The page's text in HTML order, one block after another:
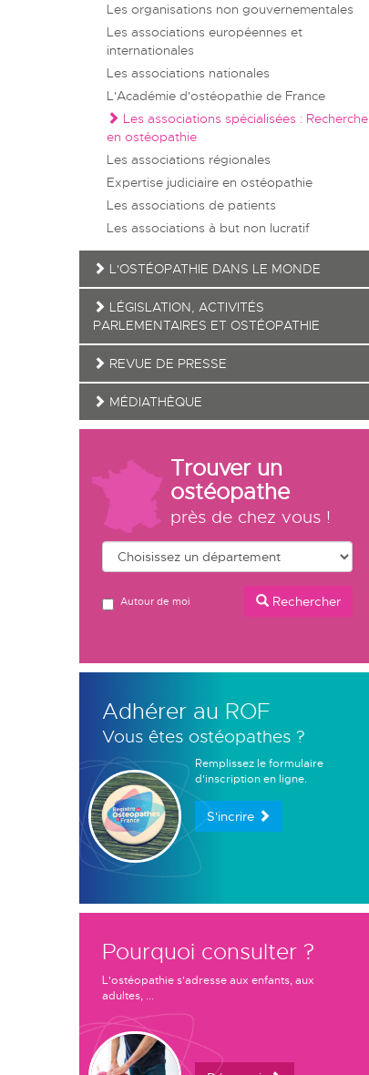
Les organisations non gouvernementales
Les associations européennes et
internationales
Les associations nationales
L'Académie d'ostéopathie de France
Les associations spécialisées : Recherche
en ostéopathie
Les associations régionales
Expertise judiciaire en ostéopathie
Les associations de patients
Les associations à but non lucratif
L'OSTÉOPATHIE DANS LE MONDE
LÉGISLATION, ACTIVITÉS
PARLEMENTAIRES ET OSTÉOPATHIE
REVUE DE PRESSE
MÉDIATHÈQUE
Trouver un
ostéopathe
près de chez vous !
Autour de moi Rechercher
Adhérer au ROF
Vous êtes ostéopathes ?
Remplissez le formulaire
d'inscription en ligne.
S'incrire
Pourquoi consulter ?
L'ostéopathie s'adresse aux enfants, aux
adultes, ...